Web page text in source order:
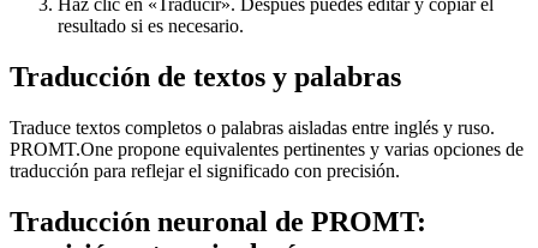
Haz clic en «Traducir». Después puedes editar y copiar el
resultado si es necesario.
Traducción de textos y palabras
Traduce textos completos o palabras aisladas entre inglés y ruso.
PROMT.One propone equivalentes pertinentes y varias opciones de
traducción para reflejar el significado con precisión.
Traducción neuronal de PROMT: